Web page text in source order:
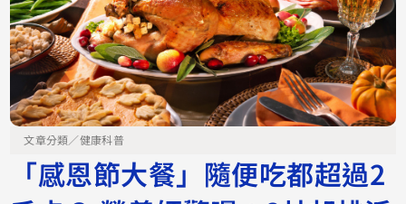
文章分類／健康科普
「感恩節大餐」隨便吃都超過2